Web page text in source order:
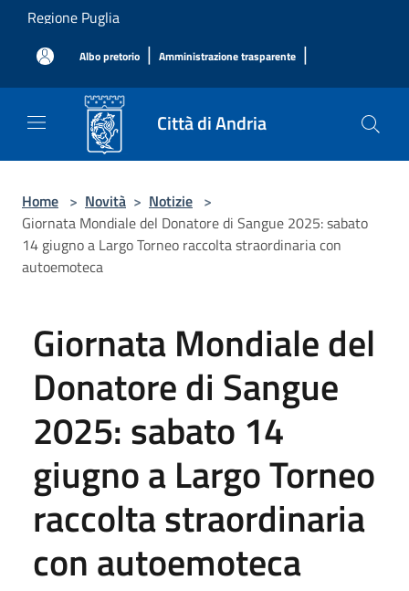
Salta al contenuto principale
Regione Puglia
Albo pretorio | Amministrazione trasparente |
Città di Andria
Home > Novità > Notizie >
Giornata Mondiale del Donatore di Sangue 2025: sabato
14 giugno a Largo Torneo raccolta straordinaria con
autoemoteca
Giornata Mondiale del
Donatore di Sangue
2025: sabato 14
giugno a Largo Torneo
raccolta straordinaria
con autoemoteca